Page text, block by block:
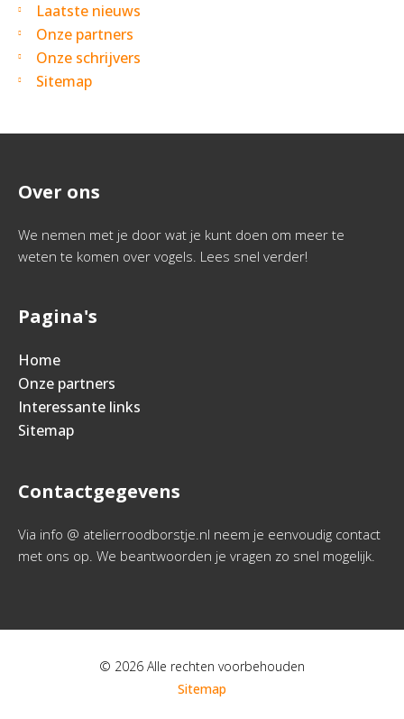
Laatste nieuws
Onze partners
Onze schrijvers
Sitemap
Over ons
We nemen met je door wat je kunt doen om meer te
weten te komen over vogels. Lees snel verder!
Pagina's
Home
Onze partners
Interessante links
Sitemap
Contactgegevens
Via info @ atelierroodborstje.nl neem je eenvoudig contact
met ons op. We beantwoorden je vragen zo snel mogelijk.
© 2026 Alle rechten voorbehouden
Sitemap